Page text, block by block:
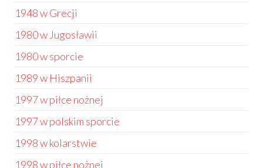
1948 w Grecji
1980 w Jugosławii
1980 w sporcie
1989 w Hiszpanii
1997 w piłce nożnej
1997 w polskim sporcie
1998 w kolarstwie
1998 w piłce nożnej